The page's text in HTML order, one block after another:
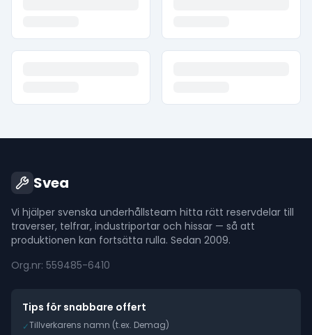
Svea
Vi hjälper svenska underhållsteam hitta rätt reservdelar till
traverser, telfrar, industriportar och hissar — så att
produktionen kan fortsätta rulla. Sedan 2009.
Org.nr: 559485-6410
Tips för snabbare offert
✓Tillverkarens namn (t.ex. Demag)